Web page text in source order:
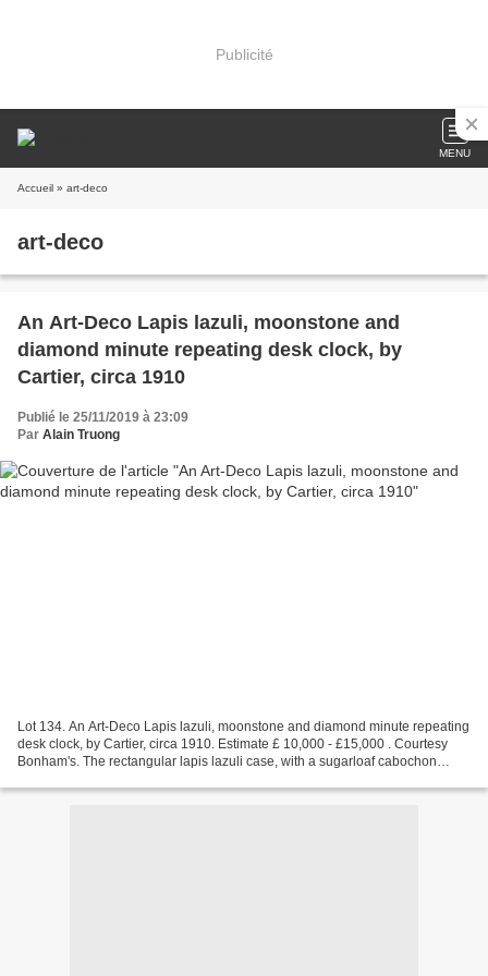
Publicité
MENU
Accueil » art-deco
art-deco
An Art-Deco Lapis lazuli, moonstone and
diamond minute repeating desk clock, by
Cartier, circa 1910
Publié le 25/11/2019 à 23:09
Par Alain Truong
Lot 134. An Art-Deco Lapis lazuli, moonstone and diamond minute repeating
desk clock, by Cartier, circa 1910. Estimate £ 10,000 - £15,000 . Courtesy
Bonham's. The rectangular lapis lazuli case, with a sugarloaf cabochon